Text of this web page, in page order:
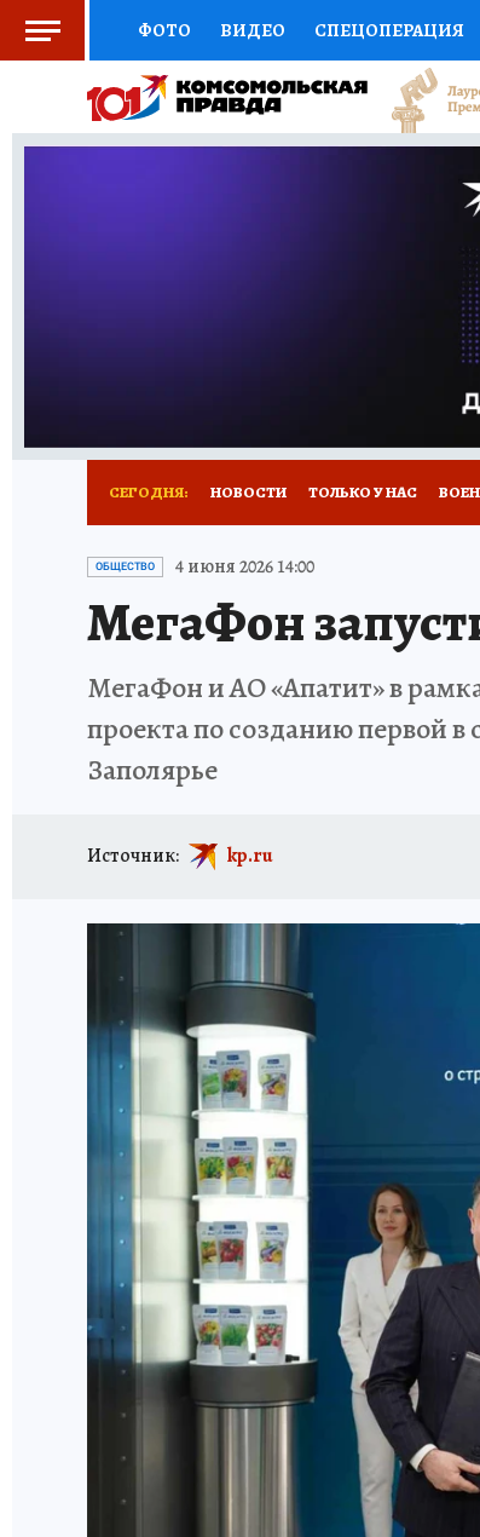
ФОТО ВИДЕО СПЕЦОПЕРАЦИЯ
СОЦПОДДЕРЖКА НАУКА СПОРТ
ВЫБОР ЭКСПЕРТОВ ДОКТОР
ПРОГНОЗЫ НА
СЕГОДНЯ: НОВОСТИ ТОЛЬКО У НАС
ИСПЫТАНО НА СЕБЕ
ОБЩЕСТВО 4 июня 2026 14:00
МегаФон
МегаФон и АО «Апатит» в
проекта по созданию первой в
Заполярье
Источник: kp.ru